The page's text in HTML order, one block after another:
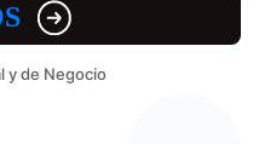
y de Negocio